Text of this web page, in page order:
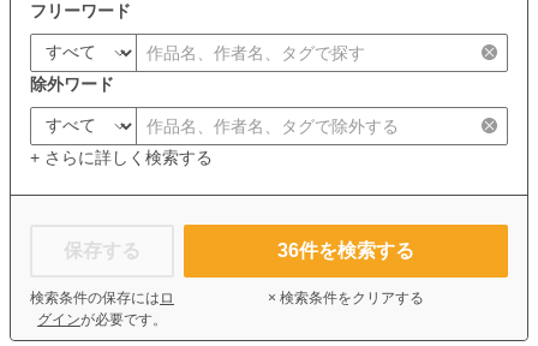
フリーワード
除外ワード
+ さらに詳しく検索する
保存する
検索条件の保存には ロ
グインが必要です。
36件を検索する
× 検索条件をクリアする